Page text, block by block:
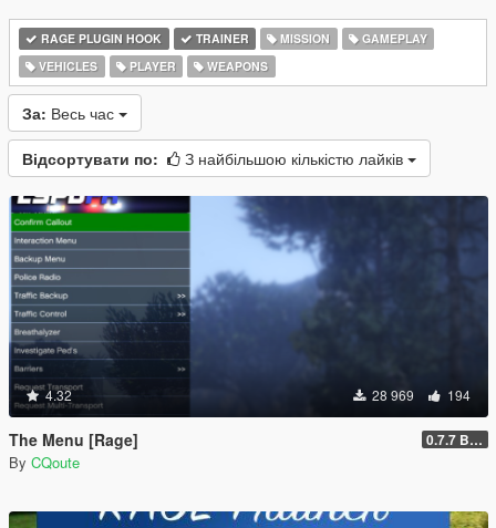
RAGE PLUGIN HOOK TRAINER MISSION
GAMEPLAY
VEHICLES
PLAYER WEAPONS
За: Весь час
Відсортувати по: З найбільшою кількістю лайків
4.32 28 969 194
The Menu [Rage] 0.7.7 Beta
By CQoute